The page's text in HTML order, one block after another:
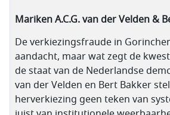
Mariken A.C.G. van der Velden &
De verkiezingsfraude in
aandacht, maar wat zegt de
de staat van de Nederlandse
van der Velden en Bert Bakker
herverkiezing geen teken van